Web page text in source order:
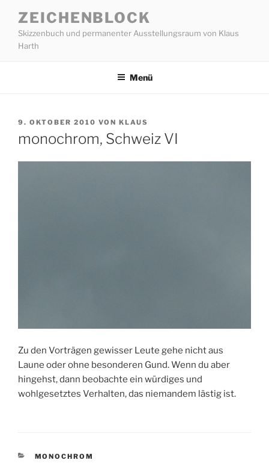
Inhalt
springen
ZEICHENBLOCK
Skizzenbuch und permanenter Ausstellungsraum von Klaus
Harth
Menü
VERÖFFENTLICHT
9. OKTOBER 2010 VON KLAUS
monochrom, Schweiz VI
Zu den Vorträgen gewisser Leute gehe nicht aus
Laune oder ohne besonderen Gund. Wenn du aber
hingehst, dann beobachte ein würdiges und
wohlgesetztes Verhalten, das niemandem lästig ist.
KATEGORIEN
MONOCHROM